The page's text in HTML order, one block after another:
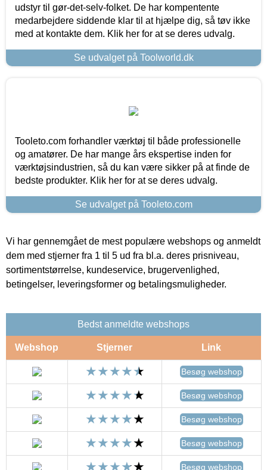
udstyr til gør-det-selv-folket. De har kompentente
medarbejdere siddende klar til at hjælpe dig, så tøv ikke
med at kontakte dem. Klik her for at se deres udvalg.
Se udvalget på Toolworld.dk
Tooleto.com forhandler værktøj til både professionelle
og amatører. De har mange års ekspertise inden for
værktøjsindustrien, så du kan være sikker på at finde de
bedste produkter. Klik her for at se deres udvalg.
Se udvalget på Tooleto.com
Vi har gennemgået de mest populære webshops og anmeldt
dem med stjerner fra 1 til 5 ud fra bl.a. deres prisniveau,
sortimentstørrelse, kundeservice, brugervenlighed,
betingelser, leveringsformer og betalingsmuligheder.
Bedst anmeldte webshops
Webshop Stjerner Link
Besøg webshop
Besøg webshop
Besøg webshop
Besøg webshop
Besøg webshop